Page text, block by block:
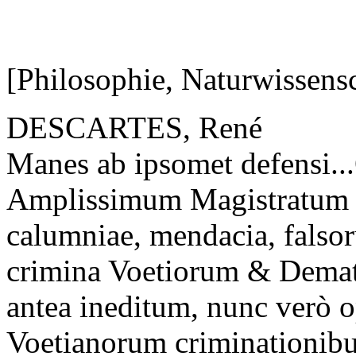
[Philosophie,
DESCARTES, René
Manes ab ipsomet
Amplissimum
calumniae, mendacia,
crimina Voetiorum &
antea ineditum, nunc verò
Voetianorum